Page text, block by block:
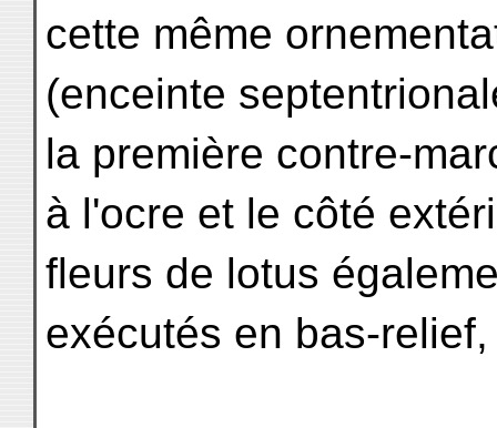
cette même
(enceinte
la première contre-
à l'ocre et le côté
fleurs de lotus
exécutés en bas-